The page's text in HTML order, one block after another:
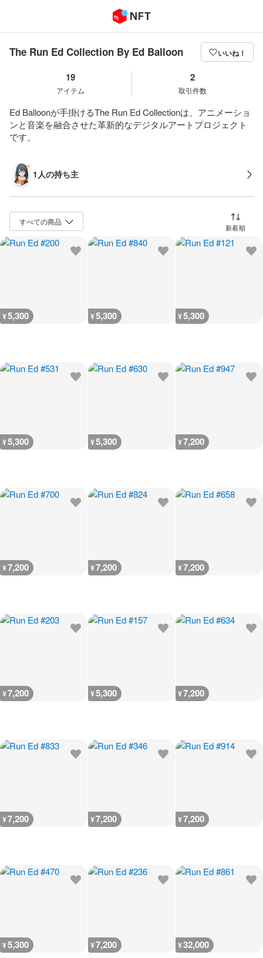
The Run Ed Collection By Ed Balloon いいね！
19
アイテム
2
取引件数
Ed Balloonが手掛けるThe Run Ed Collectionは、アニメーショ
ンと音楽を融合させた革新的なデジタルアートプロジェクト
です。
1人の持ち主
並び替え
¥5,300 ¥5,300 ¥5,300
¥5,300 ¥5,300 ¥7,200
¥7,200 ¥7,200 ¥7,200
¥7,200 ¥5,300 ¥7,200
¥7,200 ¥7,200 ¥7,200
¥5,300 ¥7,200 ¥32,000